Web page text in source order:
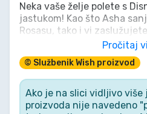
Neka vaše želje polete s
jastukom! Kao što Asha
Rosasu, tako i vi
udobnošću i magijom. Neka
Zvjezdica budu vaši
u snove, bez obzira na
Prihvatite magiju u svakoj
putovanjima!
Pročitaj
© Službenik Wish proizvod
Ako je na slici vidljivo više
proizvoda nije navedeno